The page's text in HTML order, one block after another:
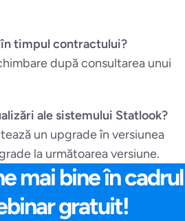
timpul contractului?
după consultarea unui
ale sistemului Statlook?
un upgrade în versiunea
la următoarea versiune.
mai bine în cadrul
gratuit!